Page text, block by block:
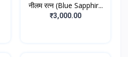
नीलम रत्न (Blue Sapphir...
₹3,000.00